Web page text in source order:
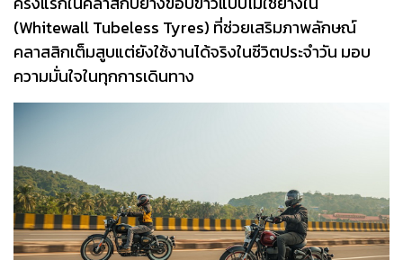
(Whitewall Tubeless Tyres) ที่ช่วยเสริมภาพลักษณ์
คลาสสิกเต็มสูบแต่ยังใช้งานได้จริงในชีวิตประจำวัน มอบ
ความมั่นใจในทุกการเดินทาง